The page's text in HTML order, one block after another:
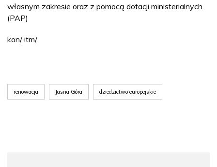
własnym zakresie oraz z pomocą dotacji ministerialnych.
(PAP)
kon/ itm/
renowacja Jasna Góra dziedzictwo europejskie